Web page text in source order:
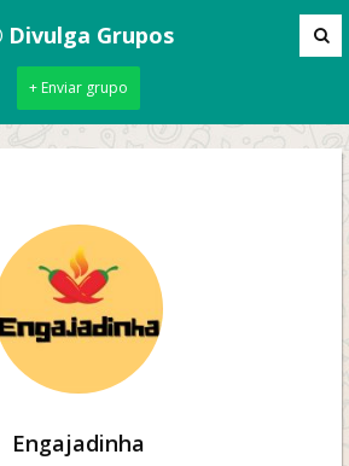
Divulga Grupos
+ Enviar grupo
Engajadinha